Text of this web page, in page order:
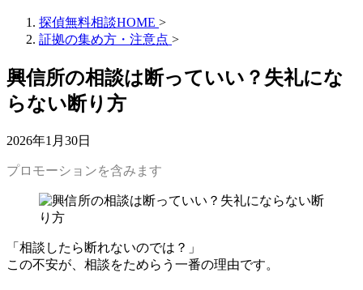
探偵無料相談HOME >
証拠の集め方・注意点 >
興信所の相談は断っていい？失礼にな
らない断り方
2026年1月30日
プロモーションを含みます
「相談したら断れないのでは？」
この不安が、相談をためらう一番の理由です。